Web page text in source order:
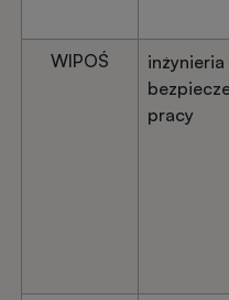
WIPOŚ
inżynieria
pracy